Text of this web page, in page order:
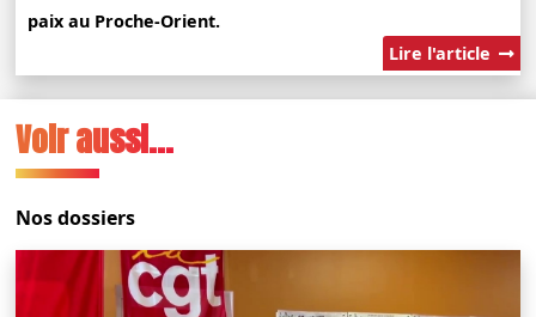
paix au Proche-Orient.
Lire l'article
Voir aussi...
Nos dossiers